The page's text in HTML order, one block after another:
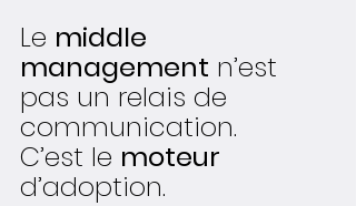
Le middle
management n’est
pas un relais de
communication.
C’est le moteur
d’adoption.